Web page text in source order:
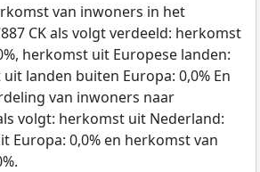
van inwoners in het
CK als volgt verdeeld: herkomst
herkomst uit Europese landen:
landen buiten Europa: 0,0% En
van inwoners naar
volgt: herkomst uit Nederland:
Europa: 0,0% en herkomst van